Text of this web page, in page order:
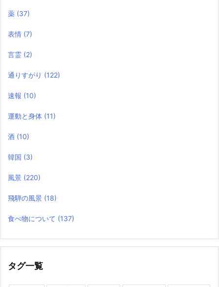
薬 (37)
表情 (7)
言霊 (2)
通りすがり (122)
速報 (10)
運動と身体 (11)
酒 (10)
韓国 (3)
風景 (220)
飛騨の風景 (18)
食べ物について (137)
タグ一覧